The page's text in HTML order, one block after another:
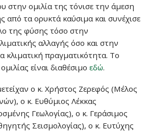
στην ομιλία της τόνισε την άμεση
από τα ορυκτά καύσιμα και συνέχισε
της φύσης τόσο στην
αλλαγής όσο και στην
πραγματικότητα. Το
είναι διαθέσιμο εδώ.
ο κ. Χρήστος Ζερεφός (Μέλος
ο κ. Ευθύμιος Λέκκας
Γεωλογίας), ο κ. Γεράσιμος
Σεισμολογίας), ο κ. Ευτύχης